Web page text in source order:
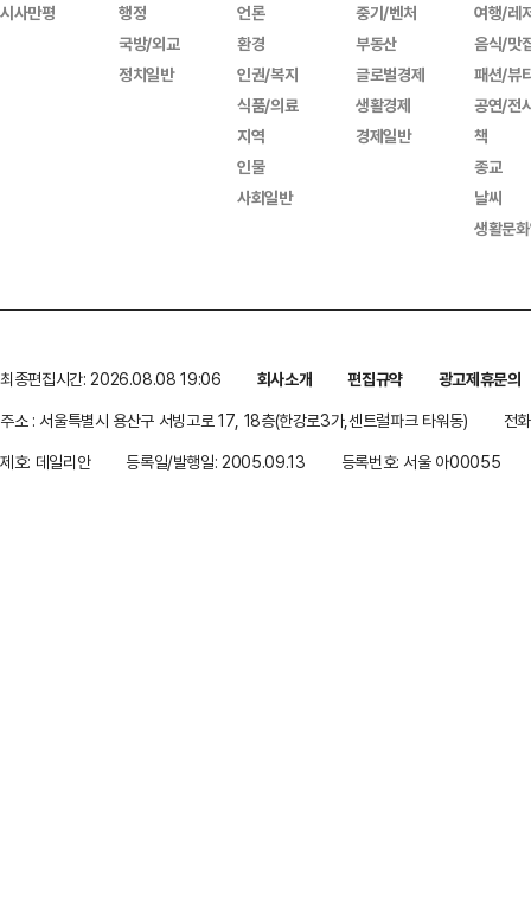
시사만평
행정
국방/외교
정치일반
언론
환경
인권/복지
식품/의료
지역
인물
사회일반
중기/벤처
부동산
글로벌경제
생활경제
경제일반
여행/레
음식/맛
패션/뷰
공연/전
책
종교
날씨
생활문
최종편집시간: 2026.08.08 19:06 회사소개 편집규약
광고제휴문의
주소 : 서울특별시 용산구 서빙고로 17, 18층(한강로3가,센트럴파크 타워동)
전
제호: 데일리안
등록일/발행일: 2005.09.13 등록번호: 서울 아00055